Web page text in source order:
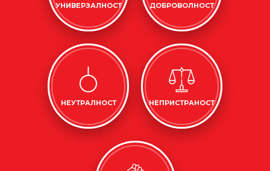
УНИВЕРЗАЛНОСТ ДОБРОВОЛНОСТ
НЕУТРАЛНОСТ НЕПРИСТРАНОСТ